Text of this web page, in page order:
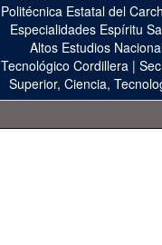
Politécnica Estatal del
Especialidades Espíritu
Altos Estudios
Tecnológico Cordillera |
Superior, Ciencia,